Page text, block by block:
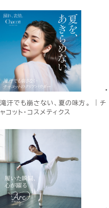
滝汗でも崩さない、夏の味方。 ｜チ
ャコット・コスメティクス